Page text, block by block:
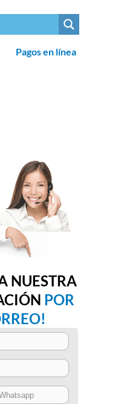
Pagos en línea
NUESTRA
POR